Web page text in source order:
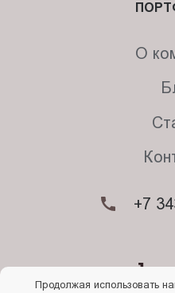
О
+7
Продолжая использовать